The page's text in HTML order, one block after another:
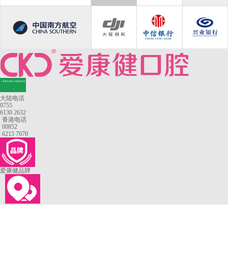
—香港长者医疗券指定牙科
大陆电话
0755
6130 2632
香港电话
00852
6215 7070
爱康健品牌